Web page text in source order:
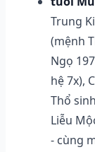
Trung
(mệnh
Ngọ
hệ 7x),
Thổ
Liễu
- cùng